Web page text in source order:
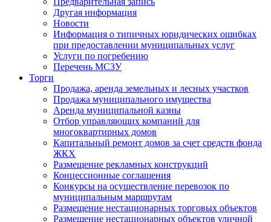
Другая информация
Новости
Информация о типичных юридических ошибках
при предоставлении муниципальных услуг
Услуги по погребению
Перечень МСЗУ
Торги
Продажа, аренда земельных и лесных участков
Продажа муниципального имущества
Аренда муниципальной казны
Отбор управляющих компаний для
многоквартирных домов
Капитальный ремонт домов за счет средств фонда
ЖКХ
Размещение рекламных конструкций
Концессионные соглашения
Конкурсы на осуществление перевозок по
муниципальным маршрутам
Размещение нестационарных торговых объектов
Размещение нестационарных объектов уличной